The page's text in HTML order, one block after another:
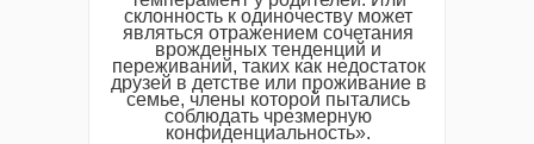
склонность к одиночеству может
являться отражением сочетания
врожденных тенденций и
переживаний, таких как недостаток
друзей в детстве или проживание в
семье, члены которой пытались
соблюдать чрезмерную
конфиденциальность».